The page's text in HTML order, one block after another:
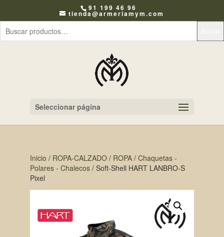
91 199 46 96
tienda@armeriamym.com
Seleccionar página
Inicio / ROPA-CALZADO/ ROPA/ Chaquetas -
Polares - Chalecos/ Soft-Shell HART LANBRO-S
Pixel